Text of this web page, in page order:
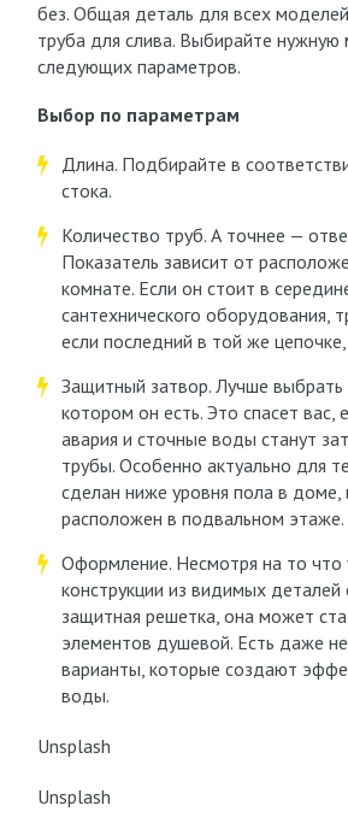
без. Общая деталь для всех
труба для слива. Выбирайте нужную
следующих параметров.
Выбор по параметрам
Длина. Подбирайте в
стока.
Количество труб. А точнее —
Показатель зависит от
комнате. Если он стоит в
сантехнического оборудования,
если последний в той же
Защитный затвор. Лучше выбрать
котором он есть. Это спасет вас,
авария и сточные воды станут
трубы. Особенно актуально для
сделан ниже уровня пола в доме,
расположен в подвальном этаже.
Оформление. Несмотря на то что
конструкции из видимых деталей
защитная решетка, она может
элементов душевой. Есть даже
варианты, которые создают
воды.
Unsplash
Unsplash